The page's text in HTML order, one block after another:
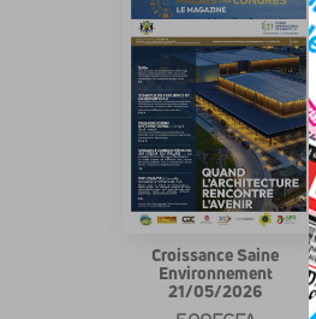
Croissance Saine
Environnement
21/05/2026